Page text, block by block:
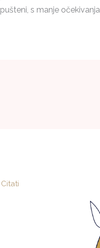
s manje
Citati